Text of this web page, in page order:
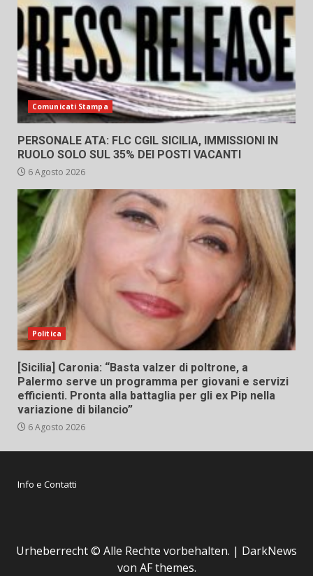
Comunicati Stampa
PERSONALE ATA: FLC CGIL SICILIA, IMMISSIONI IN
RUOLO SOLO SUL 35% DEI POSTI VACANTI
6 Agosto 2026
Politica
[Sicilia] Caronia: “Basta valzer di poltrone, a
Palermo serve un programma per giovani e servizi
efficienti. Pronta alla battaglia per gli ex Pip nella
variazione di bilancio”
6 Agosto 2026
Info e Contatti
Urheberrecht © Alle Rechte vorbehalten. | DarkNews
von AF themes.